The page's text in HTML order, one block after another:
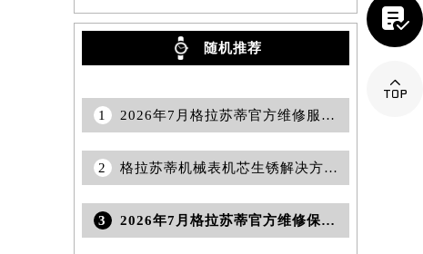
随机推荐
1 2026年7月格拉苏蒂官方维修服务中心及保养站最新调整补充最终明细表文本
2 格拉苏蒂机械表机芯生锈解决方法深度解析
3 2026年7月格拉苏蒂官方维修保养服务点最新调整补充说明（含迁址新开）最终公开

